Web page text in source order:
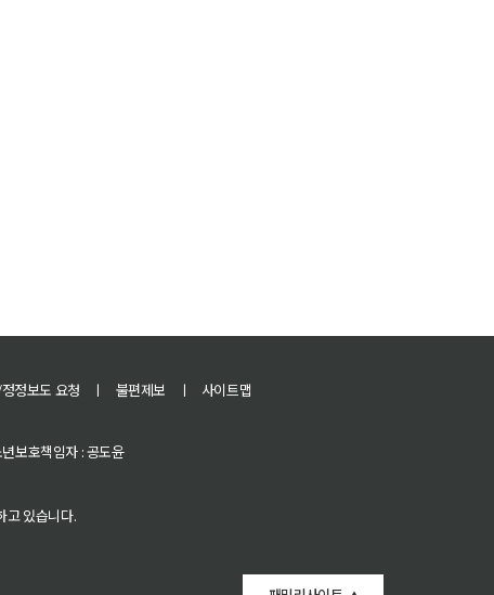
정보도 요청 ㅣ 불편제보 ㅣ
사이트맵
보호책임자 : 공도윤
고 있습니다.